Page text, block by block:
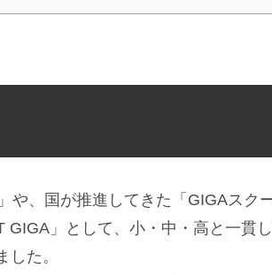
や、国が推進してきた「GIGAスク
」として、小・中・高と一貫
た。